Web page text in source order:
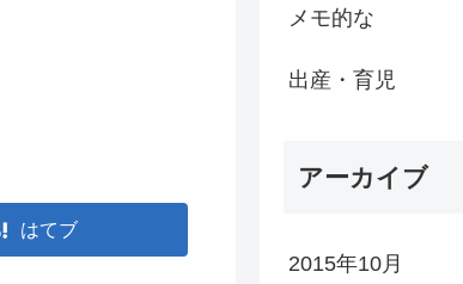
はてブ
メモ的な
出産・育児
アーカイブ
2015年10月